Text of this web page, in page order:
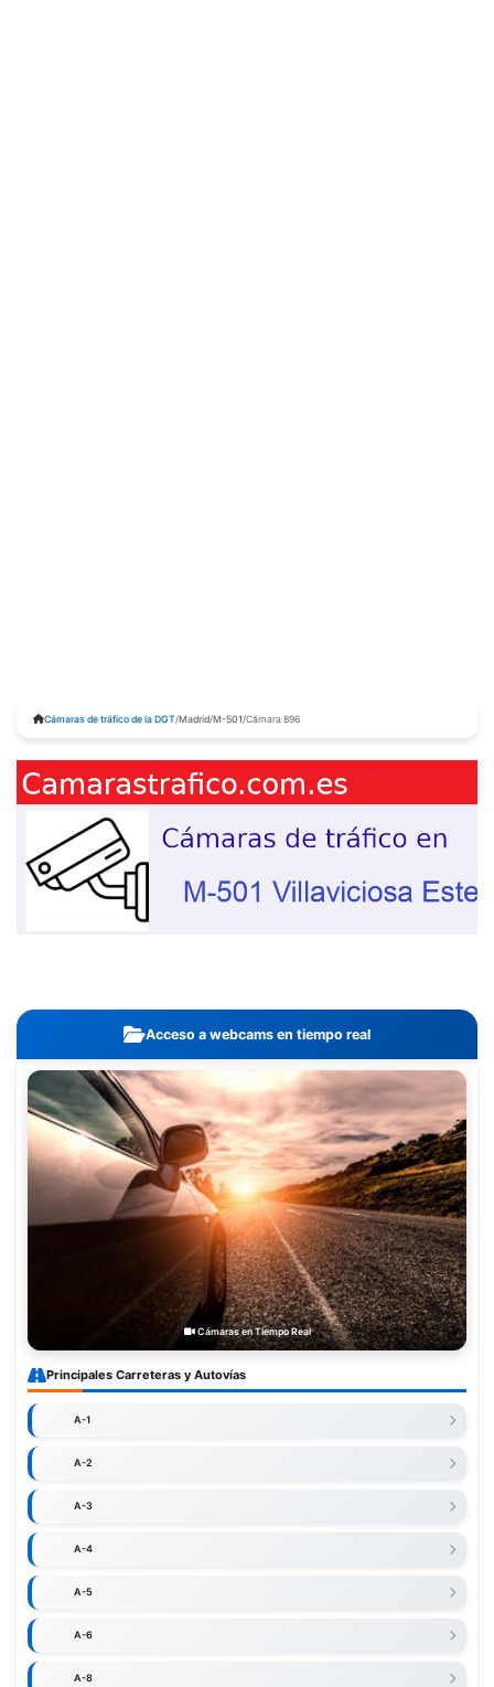
Cámaras de tráfico de la DGT/Madrid/M-501 /Cámara 896
Acceso a webcams en tiempo real
Cámaras en Tiempo Real
Principales Carreteras y Autovías
A-1
A-2
A-3
A-4
A-5
A-6
A-8